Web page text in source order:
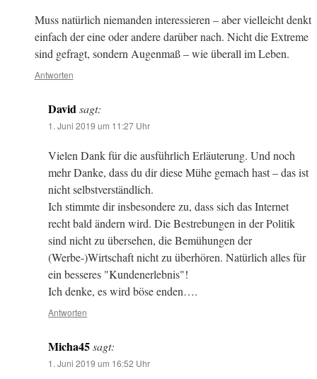
Muss natürlich niemanden interessieren – aber vielleicht denkt
einfach der eine oder andere darüber nach. Nicht die Extreme
sind gefragt, sondern Augenmaß – wie überall im Leben.
Antworten
Davidsagt:
1. Juni 2019 um 11:27 Uhr
Vielen Dank für die ausführlich Erläuterung. Und noch
mehr Danke, dass du dir diese Mühe gemach hast – das ist
nicht selbstverständlich.
Ich stimmte dir insbesondere zu, dass sich das Internet
recht bald ändern wird. Die Bestrebungen in der Politik
sind nicht zu übersehen, die Bemühungen der
(Werbe-)Wirtschaft nicht zu überhören. Natürlich alles für
ein besseres "Kundenerlebnis"!
Ich denke, es wird böse enden….
Antworten
Micha45sagt:
1. Juni 2019 um 16:52 Uhr